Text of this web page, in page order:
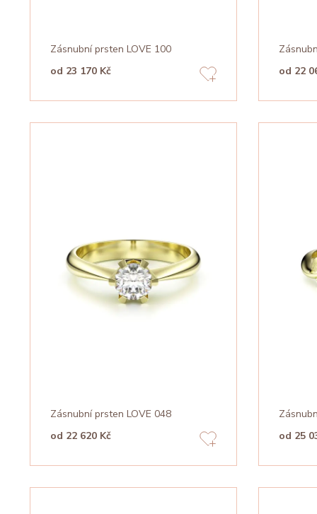
Zásnubní prsten LOVE 100
od 23 170 Kč
od 22
Zásnubní prsten LOVE 048
od 22 620 Kč
od 25